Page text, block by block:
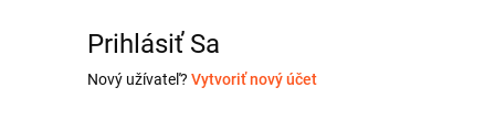
Prihlásiť Sa
Nový užívateľ? Vytvoriť nový účet